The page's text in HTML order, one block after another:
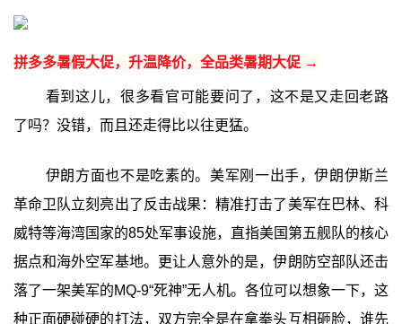
拼多多暑假大促，升温降价，全品类暑期大促 →
看到这儿，很多看官可能要问了，这不是又走回老路
了吗？没错，而且还走得比以往更猛。
伊朗方面也不是吃素的。美军刚一出手，伊朗伊斯兰
革命卫队立刻亮出了反击战果：精准打击了美军在巴林、科
威特等海湾国家的85处军事设施，直指美国第五舰队的核心
据点和海外空军基地。更让人意外的是，伊朗防空部队还击
落了一架美军的MQ-9“死神”无人机。各位可以想象一下，这
种正面硬碰硬的打法，双方完全是在拿拳头互相砸脸，谁先